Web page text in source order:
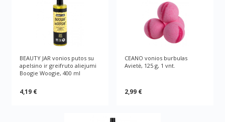
BEAUTY JAR vonios putos su
apelsino ir greifruto aliejumi
Boogie Woogie, 400 ml
4,19 €
CEANO vonios burbulas
Avietė, 125 g, 1 vnt.
2,99 €